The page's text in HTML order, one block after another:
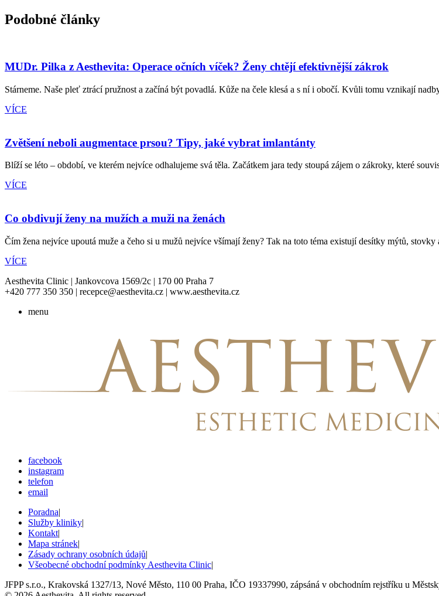
Podobné články
MUDr. Pilka z Aesthevita: Operace očních víček? Ženy chtějí efektivnější zákrok
Stárneme. Naše pleť ztrácí pružnost a začíná být povadlá. Kůže na čele klesá a s ní i obočí. Kvůli tomu vznikají
VÍCE
Zvětšení neboli augmentace prsou? Tipy, jaké vybrat imlantánty
Blíží se léto – období, ve kterém nejvíce odhalujeme svá těla. Začátkem jara tedy stoupá zájem o zákroky, které
VÍCE
Co obdivují ženy na mužích a muži na ženách
Čím žena nejvíce upoutá muže a čeho si u mužů nejvíce všímají ženy? Tak na toto téma existují desítky mýtů,
VÍCE
Aesthevita Clinic | Jankovcova 1569/2c | 170 00 Praha 7
+420 777 350 350 | recepce@aesthevita.cz | www.aesthevita.cz
menu
facebook
instagram
telefon
email
Poradna|
Služby kliniky|
Kontakt|
Mapa stránek|
Zásady ochrany osobních údajů|
Všeobecné obchodní podmínky Aesthevita Clinic|
JFPP s.r.o., Krakovská 1327/13, Nové Město, 110 00 Praha, IČO 19337990, zápsáná v obchodním rejstříku u